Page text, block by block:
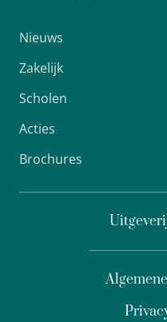
Nieuws
Zakelijk
Scholen
Acties
Brochures